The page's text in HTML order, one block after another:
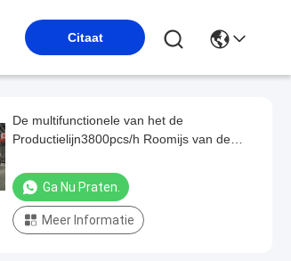
Citaat
De multifunctionele van het de
Productielijn3800pcs/h Roomijs van de
Kegelbaksel
Ga Nu Praten.
Meer Informatie